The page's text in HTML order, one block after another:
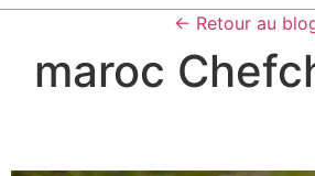
← Retour au
maroc